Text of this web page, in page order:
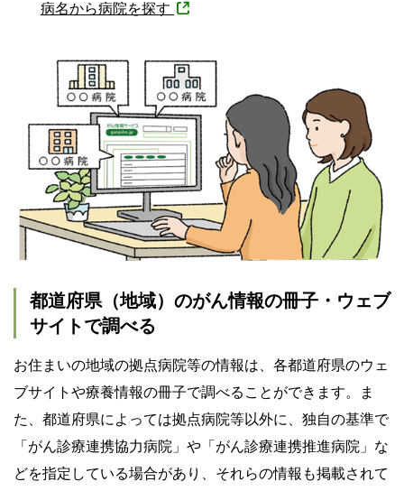
病名から病院を探す
都道府県（地域）のがん情報の冊子・ウェブ
サイトで調べる
お住まいの地域の拠点病院等の情報は、各都道府県のウェ
ブサイトや療養情報の冊子で調べることができます。ま
た、都道府県によっては拠点病院等以外に、独自の基準で
「がん診療連携協力病院」や「がん診療連携推進病院」な
どを指定している場合があり、それらの情報も掲載されて